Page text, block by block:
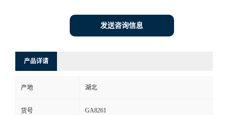
发送咨询信息
产品详请
产地 湖北
货号 GA8261